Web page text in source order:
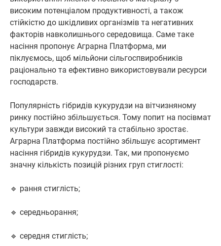
високим потенціалом продуктивності, а також
стійкістю до шкідливих організмів та негативних
факторів навколишнього середовища. Саме таке
насіння пропонує Аграрна Платформа, ми
піклуємось, щоб мільйони сільгоспвиробників
раціонально та ефективно використовували ресурси
господарств.
Популярність гібридів кукурудзи на вітчизняному
ринку постійно збільшується. Тому попит на посівмат
культури завжди високий та стабільно зростає.
Аграрна Платформа постійно збільшує асортимент
насіння гібридів кукурудзи. Так, ми пропонуємо
значну кількість позицій різних груп стиглості:
🔹 рання стиглість;
🔹 середньорання;
🔹 середня стиглість;